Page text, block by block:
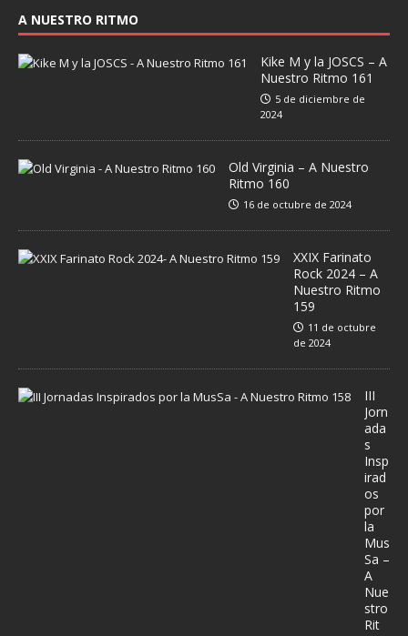
A NUESTRO RITMO
Kike M y la JOSCS – A
Nuestro Ritmo 161
5 de diciembre de
2024
Old Virginia – A Nuestro
Ritmo 160
16 de octubre de 2024
XXIX Farinato
Rock 2024 – A
Nuestro Ritmo
159
11 de octubre
de 2024
III
Jorn
ada
s
Insp
irad
os
por
la
Mus
Sa –
A
Nue
stro
Rit